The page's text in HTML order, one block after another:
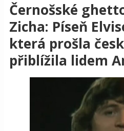
Černošské
Zicha: Píseň
která prošla
přiblížila lidem